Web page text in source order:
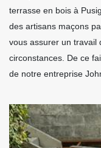
terrasse en bois à
des artisans maçons
vous assurer un travail
circonstances. De ce
de notre entreprise